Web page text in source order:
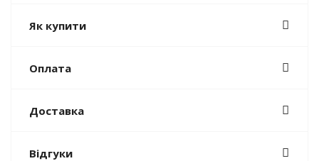
Як купити
Оплата
Доставка
Відгуки